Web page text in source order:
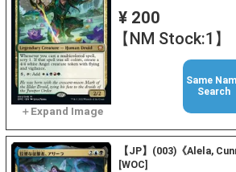
¥ 200
【NM Stock:1】
Same
Search
【JP】(003)《Alela,
[WOC]